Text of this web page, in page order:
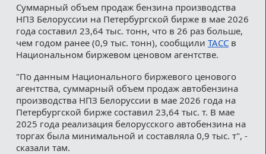
Контакты
Суммарный объем продаж бензина производства
НПЗ Белоруссии на Петербургской бирже в мае 2026
года составил 23,64 тыс. тонн, что в 26 раз больше,
чем годом ранее (0,9 тыс. тонн), сообщили ТАССв
Национальном биржевом ценовом агентстве.
"По данным Национального биржевого ценового
агентства, суммарный объем продаж автобензина
производства НПЗ Белоруссии в мае 2026 года на
Петербургской бирже составил 23,64 тыс. т. В мае
2025 года реализация белорусского автобензина на
торгах была минимальной и составляла 0,9 тыс. т", -
сказали там.